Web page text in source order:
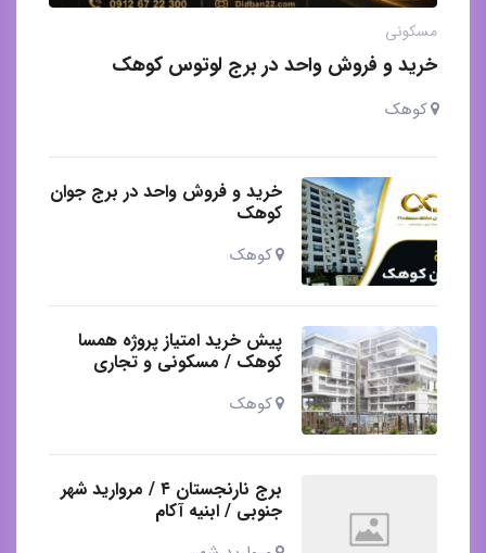
مسکونی
خرید و فروش واحد در برج لوتوس کوهک
کوهک
خرید و فروش واحد در برج جوان
کوهک
کوهک
پیش خرید امتیاز پروژه همسا
کوهک / مسکونی و تجاری
کوهک
برج نارنجستان ۴ / مروارید شهر
جنوبی / ابنیه آکام